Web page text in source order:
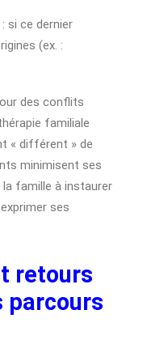
si ce dernier
(ex. :
des conflits
familiale
« différent » de
minimisent ses
famille à instaurer
ses
retours
parcours